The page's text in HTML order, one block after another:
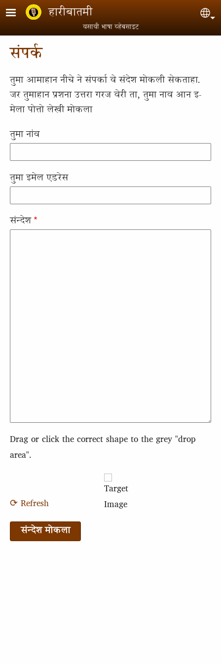
Skip to main content
हारीबातमी
वसावी भाषा व्हेबसाइट
संपर्क
तुमा आमाहान नीचे ने संपर्का वे संदेश मोकली सेकताहा.
जर तुमाहान प्रशना उत्तरा गरज वेरी ता, तुमा नाव आन इ-
मेला पोत्तो लेखी मोकला
तुमा नांव
तुमा इमेल एडरेस
संन्देश
Drag or click the correct shape to the grey "drop
area".
⟳ Refresh